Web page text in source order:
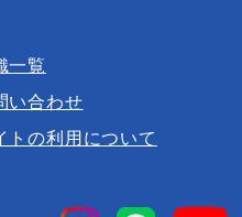
一覧
い合わせ
トの利用について